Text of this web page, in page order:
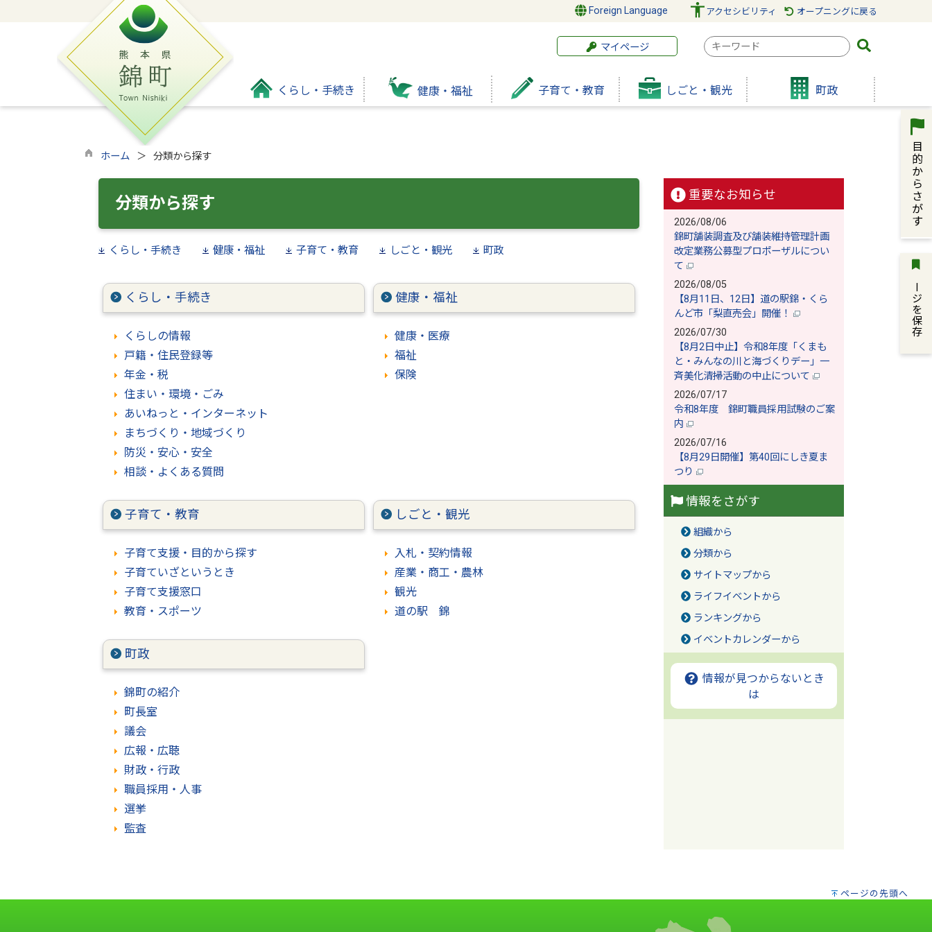
Foreign Language アクセシビリティ オープニングに戻る
マイページ
検
ー
ワ
くらし・手続き 健康・福祉 子育て・教育 しごと・観光 町政
ホーム 分類から探す
分類から探す
くらし・手続き 健康・福祉 子育て・教育 しごと・観光 町政
くらし・手続き
くらしの情報
戸籍・住民登録等
年金・税
住まい・環境・ごみ
あいねっと・インターネット
まちづくり・地域づくり
防災・安心・安全
相談・よくある質問
健康・福祉
健康・医療
福祉
保険
子育て・教育
子育て支援・目的から探す
子育ていざというとき
子育て支援窓口
教育・スポーツ
しごと・観光
入札・契約情報
産業・商工・農林
観光
道の駅 錦
町政
錦町の紹介
町長室
議会
広報・広聴
財政・行政
職員採用・人事
選挙
監査
重要なお知らせ
2026/08/06
錦町舗装調査及び舗装維持管理計画
改定業務公募型プロポーザルについ
て
2026/08/05
【8月11日、12日】道の駅錦・くら
んど市「梨直売会」開催！
2026/07/30
【8月2日中止】令和8年度「くまも
と・みんなの川と海づくりデー」一
斉美化清掃活動の中止について
2026/07/17
令和8年度 錦町職員採用試験のご案
内
2026/07/16
【8月29日開催】第40回にしき夏ま
つり
情報をさがす
組織から
分類から
サイトマップから
ライフイベントから
ランキングから
イベントカレンダーから
情報が見つからないとき
は
ページの先頭へ
ページを保存